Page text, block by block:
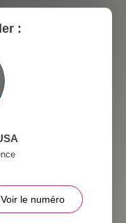
:
Voir le numéro